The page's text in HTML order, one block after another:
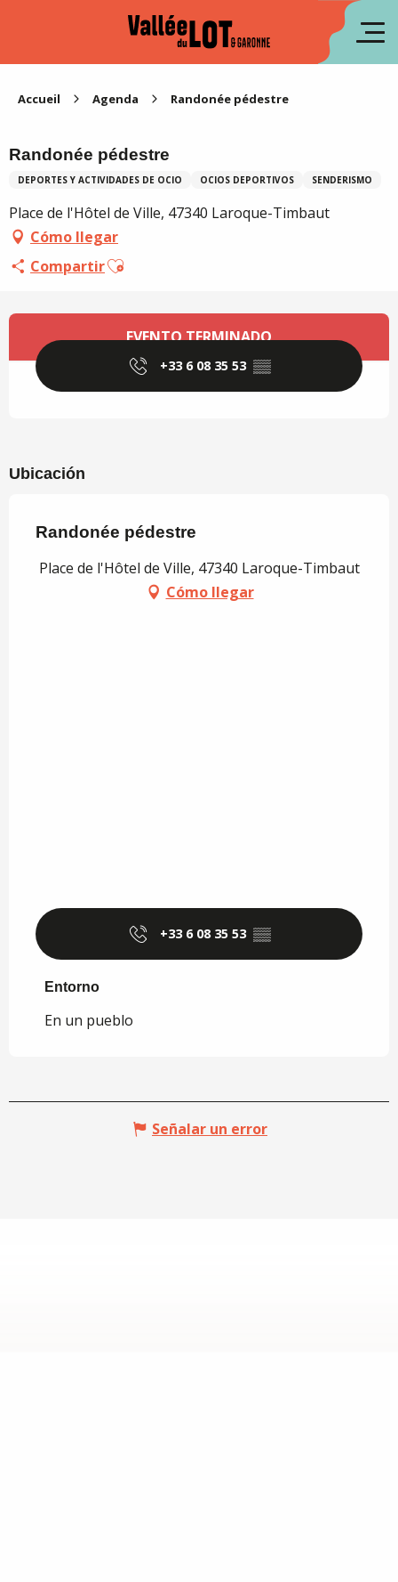
Accueil Agenda Randonée pédestre
Randonée pédestre
DEPORTES Y ACTIVIDADES DE OCIO OCIOS DEPORTIVOS SENDERISMO
Place de l'Hôtel de Ville, 47340 Laroque-Timbaut
Cómo llegar
CompartirAjouter aux favoris
Horarios y datos de contacto
EVENTO TERMINADO
+33 6 08 35 53 ▒▒
Ubicación
Randonée pédestre
Place de l'Hôtel de Ville, 47340 Laroque-Timbaut
Cómo llegar
+33 6 08 35 53 ▒▒
Entorno
Entorno
En un pueblo
Señalar un error